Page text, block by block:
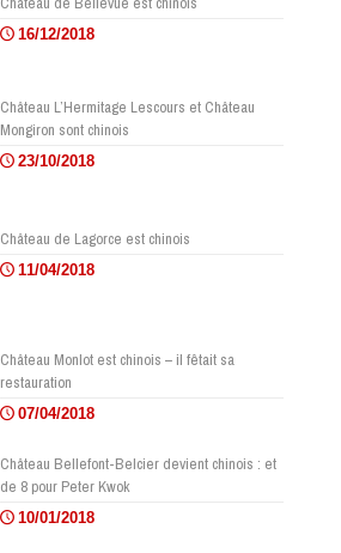
16/12/2018
Château L’Hermitage Lescours et Château
Mongiron sont chinois
23/10/2018
Château de Lagorce est chinois
11/04/2018
Château Monlot est chinois – il fêtait sa
restauration
07/04/2018
Château Bellefont-Belcier devient chinois : et
de 8 pour Peter Kwok
10/01/2018